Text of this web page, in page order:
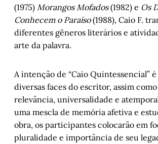
(1975) Morangos Mofados(1982) e Os
Conhecem o Paraíso(1988), Caio F.
diferentes gêneros literários e
arte da palavra.
A intenção de “Caio Quintessencial”
diversas faces do escritor, assim
relevância, universalidade e
uma mescla de memória afetiva e
obra, os participantes colocarão em
pluralidade e importância de seu